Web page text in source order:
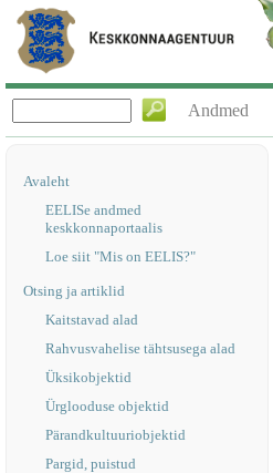
Andmed
Avaleht
EELISe andmed
keskkonnaportaalis
Loe siit "Mis on EELIS?"
Otsing ja artiklid
Kaitstavad alad
Rahvusvahelise tähtsusega alad
Üksikobjektid
Ürglooduse objektid
Pärandkultuuriobjektid
Pargid, puistud